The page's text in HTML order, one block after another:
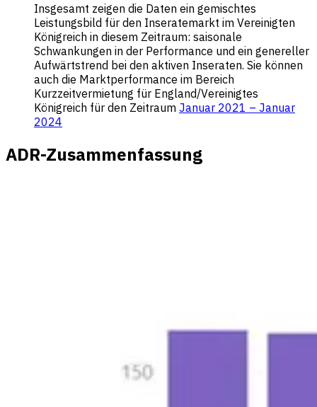
Insgesamt zeigen die Daten ein gemischtes
Leistungsbild für den Inseratemarkt im Vereinigten
Königreich in diesem Zeitraum: saisonale
Schwankungen in der Performance und ein genereller
Aufwärtstrend bei den aktiven Inseraten. Sie können
auch die Marktperformance im Bereich
Kurzzeitvermietung für England/Vereinigtes
Königreich für den Zeitraum Januar 2021 – Januar
2024
ADR-Zusammenfassung